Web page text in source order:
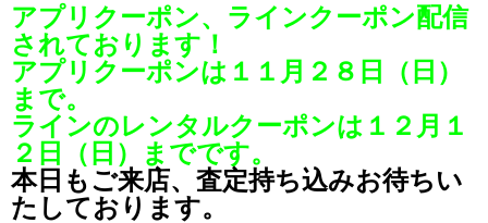
アプリクーポン、ラインクーポン配信
されております！
アプリクーポンは１１月２８日（日）
まで。
ラインのレンタルクーポンは１２月１
２日（日）までです。
本日もご来店、査定持ち込みお待ちい
たしております。